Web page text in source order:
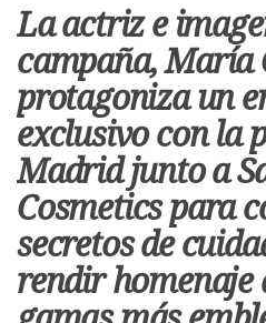
La actriz e
campaña, María
protagoniza un
exclusivo con la
Madrid junto a
Cosmetics para
secretos de
rendir homenaje